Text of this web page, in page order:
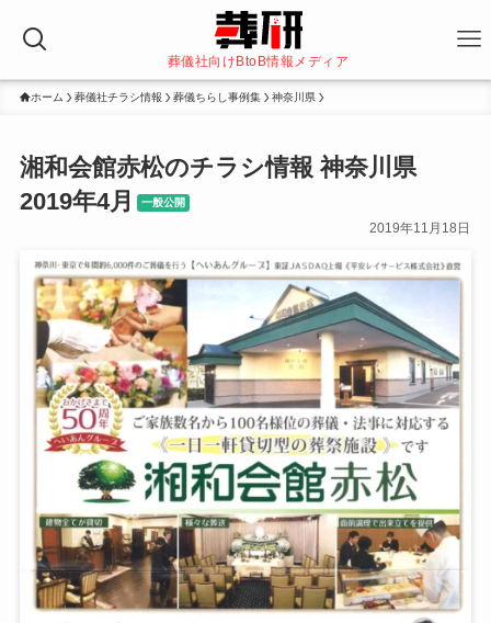
葬儀社向けBtoB情報メディア
ホーム 葬儀社チラシ情報 葬儀ちらし事例集 神奈川県
湘和会館赤松のチラシ情報 神奈川県
2019年4月
一般公開
2019年11月18日